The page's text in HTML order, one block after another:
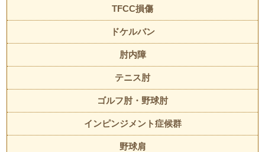
TFCC損傷
ドケルバン
肘内障
テニス肘
ゴルフ肘・野球肘
インピンジメント症候群
野球肩